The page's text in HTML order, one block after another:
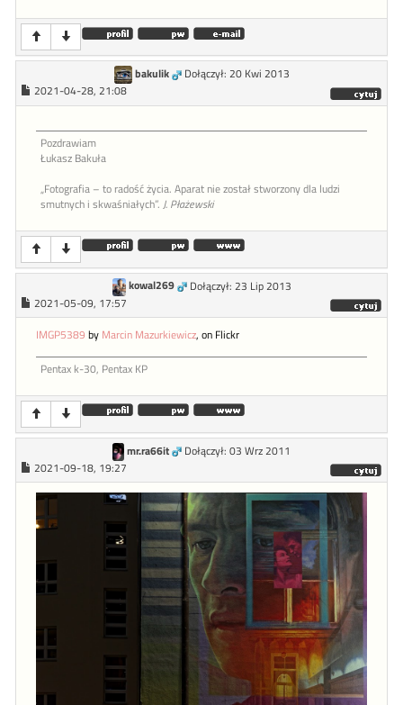
bakulik
Dołączył: 20 Kwi 2013
2021-04-28, 21:08
Pozdrawiam
Łukasz Bakuła
„Fotografia – to radość życia. Aparat nie został stworzony dla ludzi
smutnych i skwaśniałych”. J. Płażewski
kowal269
Dołączył: 23 Lip 2013
2021-05-09, 17:57
IMGP5389 by Marcin Mazurkiewicz, on Flickr
Pentax k-30, Pentax KP
mr.ra66it
Dołączył: 03 Wrz 2011
2021-09-18, 19:27